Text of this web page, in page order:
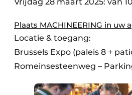
Plaats MACHINEERING in uw
Locatie & toegang:
Brussels Expo (paleis 8 +
Romeinsesteenweg –